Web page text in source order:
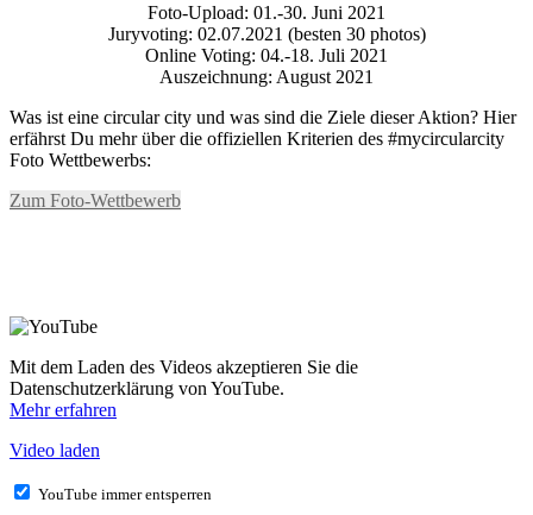
Foto-Upload: 01.-30. Juni 2021
Juryvoting: 02.07.2021 (besten 30 photos)
Online Voting: 04.-18. Juli 2021
Auszeichnung: August 2021
Was ist eine circular city und was sind die Ziele dieser Aktion? Hier
erfährst Du mehr über die offiziellen Kriterien des #mycircularcity
Foto Wettbewerbs:
Zum Foto-Wettbewerb
Mit dem Laden des Videos akzeptieren Sie die
Datenschutzerklärung von YouTube.
Mehr erfahren
Video laden
YouTube immer entsperren